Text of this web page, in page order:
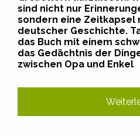
sind nicht nur
sondern eine Zeitkapsel
deutscher Geschichte.
das Buch mit einem
das Gedächtnis der
zwischen Opa und Enkel